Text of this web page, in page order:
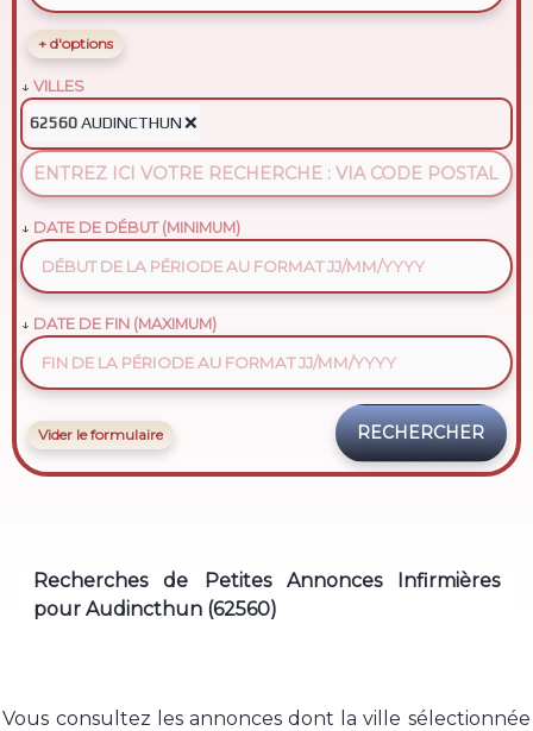
+ d'options
VILLES
62560 AUDINCTHUN❌
DATE DE DÉBUT (MINIMUM)
DATE DE FIN (MAXIMUM)
Vider le formulaire
Recherches de Petites Annonces Infirmières
pour Audincthun (62560)
Vous consultez les annonces dont la ville sélectionnée